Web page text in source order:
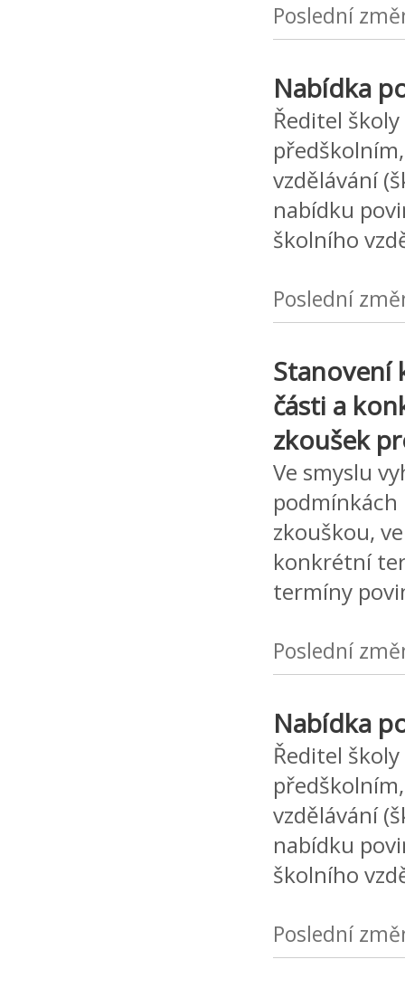
Poslední
Nabídka
Ředitel
vzdělávání
nabídku
školního
Poslední
Stanovení
části a
zkoušek
Ve smyslu
zkouškou,
konkrétní
termíny
Poslední
Nabídka
Ředitel
vzdělávání
nabídku
školního
Poslední